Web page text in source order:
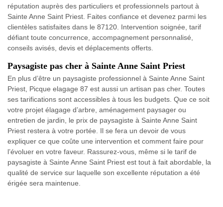
réputation auprès des particuliers et professionnels partout à
Sainte Anne Saint Priest. Faites confiance et devenez parmi les
clientèles satisfaites dans le 87120. Intervention soignée, tarif
défiant toute concurrence, accompagnement personnalisé,
conseils avisés, devis et déplacements offerts.
Paysagiste pas cher à Sainte Anne Saint Priest
En plus d’être un paysagiste professionnel à Sainte Anne Saint
Priest, Picque elagage 87 est aussi un artisan pas cher. Toutes
ses tarifications sont accessibles à tous les budgets. Que ce soit
votre projet élagage d’arbre, aménagement paysager ou
entretien de jardin, le prix de paysagiste à Sainte Anne Saint
Priest restera à votre portée. Il se fera un devoir de vous
expliquer ce que coûte une intervention et comment faire pour
l’évoluer en votre faveur. Rassurez-vous, même si le tarif de
paysagiste à Sainte Anne Saint Priest est tout à fait abordable, la
qualité de service sur laquelle son excellente réputation a été
érigée sera maintenue.